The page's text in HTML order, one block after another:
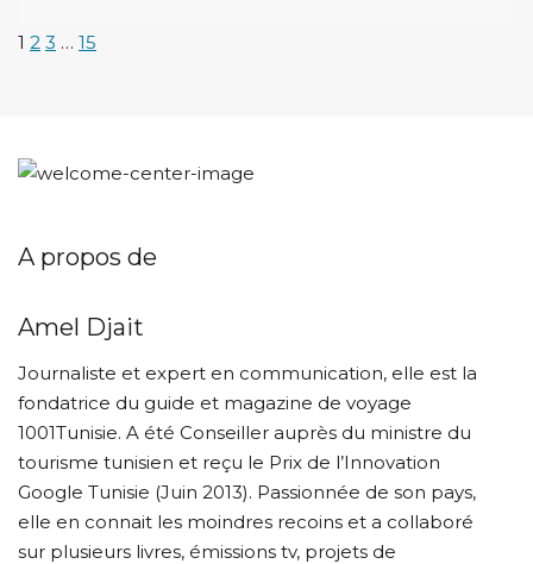
1 2 3 … 15
A propos de
Amel Djait
Journaliste et expert en communication, elle est la
fondatrice du guide et magazine de voyage
1001Tunisie. A été Conseiller auprès du ministre du
tourisme tunisien et reçu le Prix de l’Innovation
Google Tunisie (Juin 2013). Passionnée de son pays,
elle en connait les moindres recoins et a collaboré
sur plusieurs livres, émissions tv, projets de